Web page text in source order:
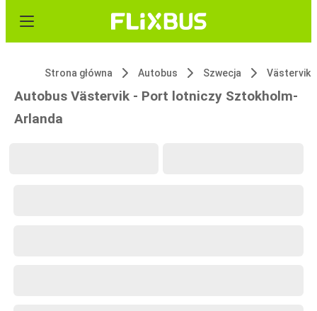
Strona główna Autobus Szwecja Västervik
Autobus Västervik - Port lotniczy Sztokholm-
Arlanda